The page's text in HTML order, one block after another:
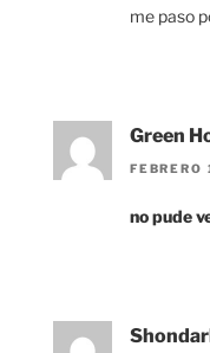
me paso
Green
no pude